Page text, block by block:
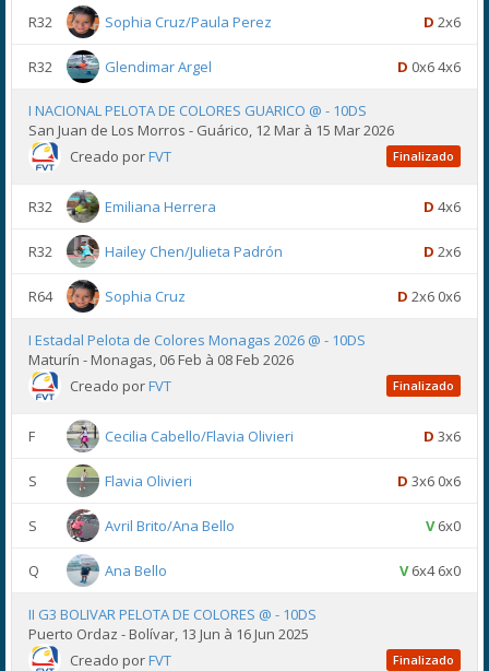
R32 Sophia Cruz/Paula Perez D 2x6
R32 Glendimar Argel D 0x6 4x6
I NACIONAL PELOTA DE COLORES GUARICO @ - 10DS
San Juan de Los Morros - Guárico, 12 Mar à 15 Mar 2026
Creado porFVT Finalizado
R32 Emiliana Herrera D 4x6
R32 Hailey Chen/Julieta Padrón D 2x6
R64 Sophia Cruz D 2x6 0x6
I Estadal Pelota de Colores Monagas 2026 @ - 10DS
Maturín - Monagas, 06 Feb à 08 Feb 2026
Creado porFVT Finalizado
F Cecilia Cabello/Flavia Olivieri D 3x6
S Flavia Olivieri D 3x6 0x6
S Avril Brito/Ana Bello V6x0
Q Ana Bello V6x4 6x0
II G3 BOLIVAR PELOTA DE COLORES @ - 10DS
Puerto Ordaz - Bolívar, 13 Jun à 16 Jun 2025
Creado porFVT Finalizado